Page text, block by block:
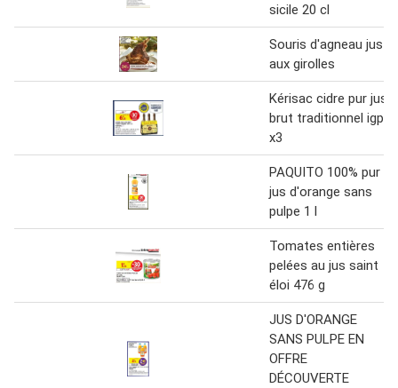
sicile 20 cl
Souris d'agneau jus
aux girolles
Kérisac cidre pur jus
brut traditionnel igp
x3
PAQUITO 100% pur
jus d'orange sans
pulpe 1 l
Tomates entières
pelées au jus saint
éloi 476 g
JUS D'ORANGE
SANS PULPE EN
OFFRE
DÉCOUVERTE